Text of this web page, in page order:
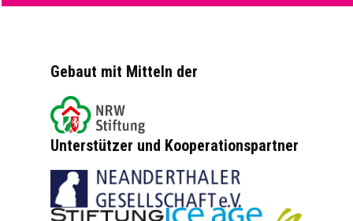
Gebaut mit Mitteln der
Unterstützer und Kooperationspartner